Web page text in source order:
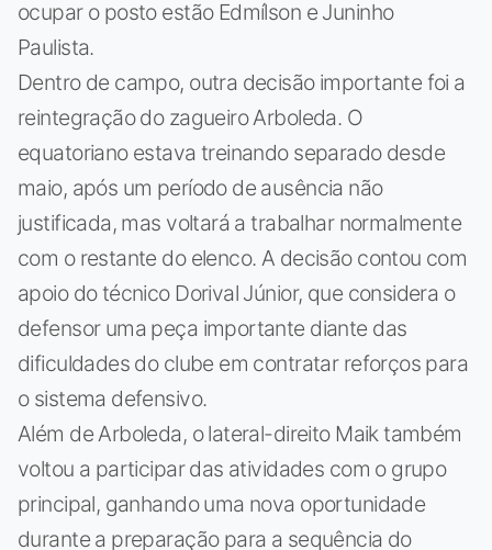
ocupar o posto estão Edmílson e Juninho
Paulista.
Dentro de campo, outra decisão importante foi a
reintegração do zagueiro Arboleda. O
equatoriano estava treinando separado desde
maio, após um período de ausência não
justificada, mas voltará a trabalhar normalmente
com o restante do elenco. A decisão contou com
apoio do técnico Dorival Júnior, que considera o
defensor uma peça importante diante das
dificuldades do clube em contratar reforços para
o sistema defensivo.
Além de Arboleda, o lateral-direito Maik também
voltou a participar das atividades com o grupo
principal, ganhando uma nova oportunidade
durante a preparação para a sequência do